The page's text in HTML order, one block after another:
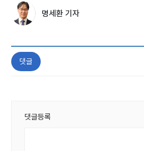
명세환 기자
댓글
댓글등록